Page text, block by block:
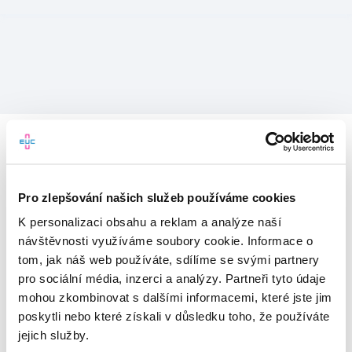
Pro zlepšování našich služeb používáme cookies
K personalizaci obsahu a reklam a analýze naší
návštěvnosti využíváme soubory cookie. Informace o
tom, jak náš web používáte, sdílíme se svými partnery
pro sociální média, inzerci a analýzy. Partneři tyto údaje
mohou zkombinovat s dalšími informacemi, které jste jim
poskytli nebo které získali v důsledku toho, že používáte
jejich služby.
Vítejte v mojeEUC